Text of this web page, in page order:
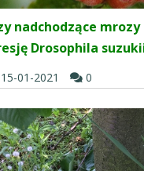
nadchodzące
Drosophila
15-01-2021 0